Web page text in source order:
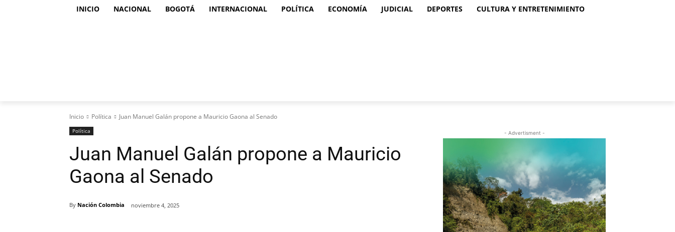
INICIO NACIONAL BOGOTÁ INTERNACIONAL POLÍTICA ECONOMÍA JUDICIAL DEPORTES CULTURA Y ENTRETENIMIENTO
Inicio Política Juan Manuel Galán propone a Mauricio Gaona al Senado
Política
Juan Manuel Galán propone a Mauricio
Gaona al Senado
By Nación Colombia noviembre 4, 2025
- Advertisment -